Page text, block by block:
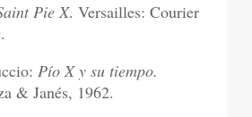
Pie X. Versailles: Courier
Pío X y su tiempo.
& Janés, 1962.